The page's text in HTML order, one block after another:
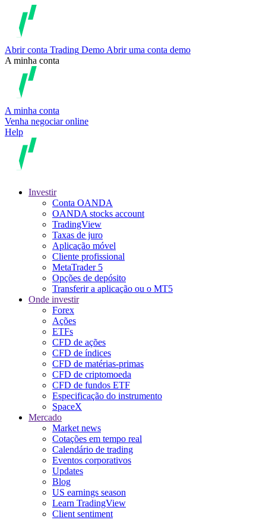
Abrir conta Trading Demo Abrir uma conta demo
A minha conta
A minha conta
Venha negociar online
Help
Investir
Conta OANDA
OANDA stocks account
TradingView
Taxas de juro
Aplicação móvel
Cliente profissional
MetaTrader 5
Opções de depósito
Transferir a aplicação ou o MT5
Onde investir
Forex
Ações
ETFs
CFD de ações
CFD de índices
CFD de matérias-primas
CFD de criptomoeda
CFD de fundos ETF
Especificação do instrumento
SpaceX
Mercado
Market news
Cotações em tempo real
Calendário de trading
Eventos corporativos
Updates
Blog
US earnings season
Learn TradingView
Client sentiment